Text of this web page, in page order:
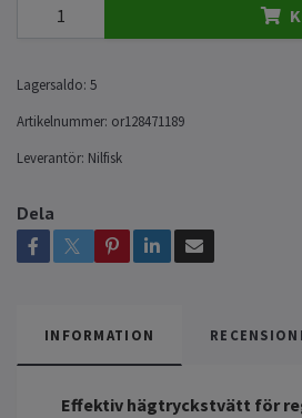
Lagersaldo: 5
Artikelnummer: or128471189
Leverantör: Nilfisk
Dela
INFORMATION
Effektiv hägtryckstvätt för